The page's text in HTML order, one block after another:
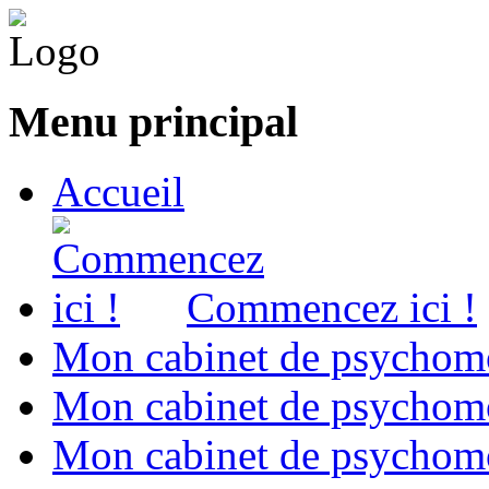
Menu principal
Accueil
Commencez ici !
Mon cabinet de
Mon cabinet de
Mon cabinet de